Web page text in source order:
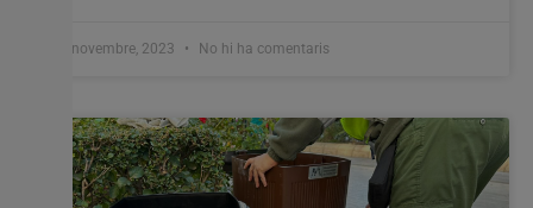
7 novembre, 2023 No hi ha comentaris